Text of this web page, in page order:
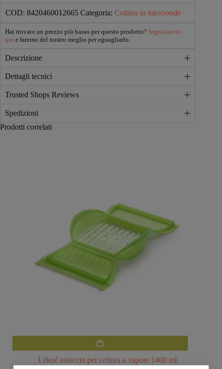
quantità
COD: 8420460012665 Categoria: Cottura in microonde
Hai trovato un prezzo più basso per questo prodotto? Segnalacelo
qui e faremo del nostro meglio per eguagliarlo.
Descrizione
Dettagli tecnici
Trusted Shops Reviews
Spedizioni
Prodotti correlati
Lékué astuccio per cottura a vapore 1400 ml